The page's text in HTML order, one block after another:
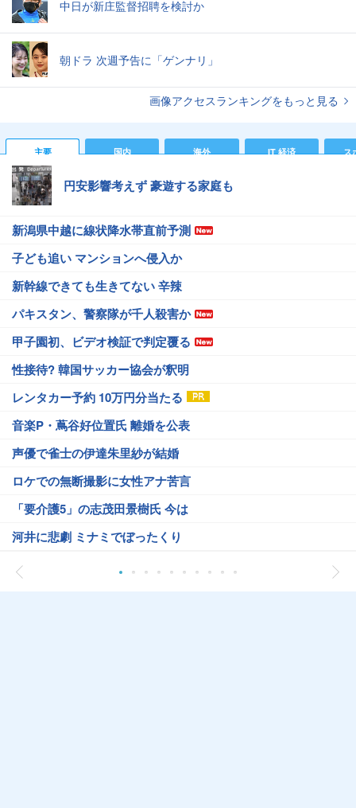
中日が新庄監督招聘を検討か
朝ドラ 次週予告に「ゲンナリ」
画像アクセスランキングをもっと見る
主要 国内 海外 IT 経済 ス
円安影響考えず 豪遊する家庭も
新潟県中越に線状降水帯直前予測
子ども追い マンションへ侵入か
新幹線できても生きてない 辛辣
パキスタン、警察隊が千人殺害か
甲子園初、ビデオ検証で判定覆る
性接待? 韓国サッカー協会が釈明
レンタカー予約 10万円分当たる
音楽P・蔦谷好位置氏 離婚を公表
声優で雀士の伊達朱里紗が結婚
ロケでの無断撮影に女性アナ苦言
「要介護5」の志茂田景樹氏 今は
河井に悲劇 ミナミでぼったくり